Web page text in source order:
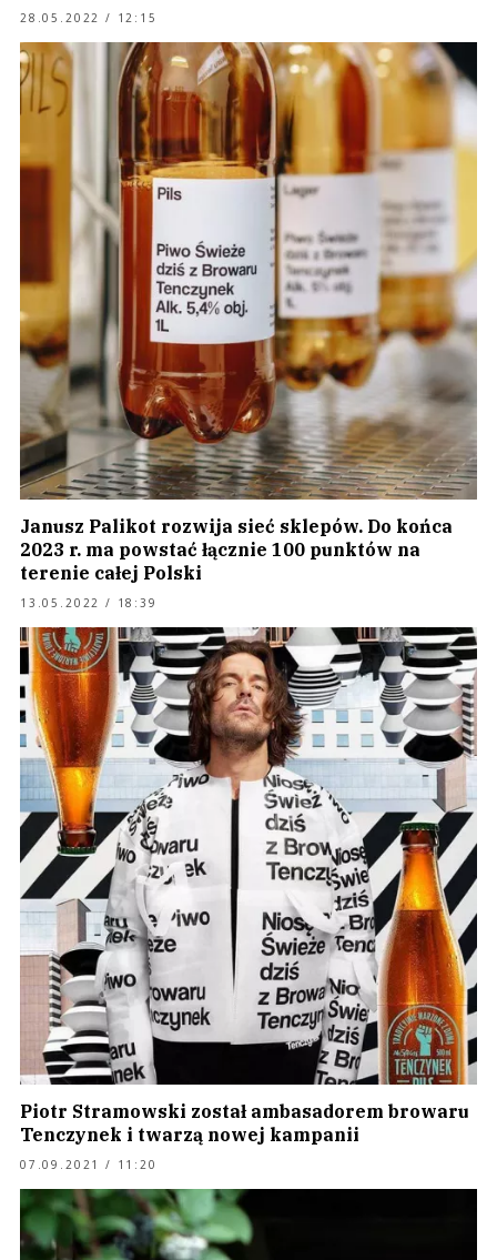
28.05.2022 / 12:15
Janusz Palikot rozwija sieć sklepów. Do końca
2023 r. ma powstać łącznie 100 punktów na
terenie całej Polski
13.05.2022 / 18:39
Piotr Stramowski został ambasadorem browaru
Tenczynek i twarzą nowej kampanii
07.09.2021 / 11:20